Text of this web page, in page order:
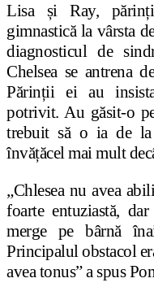
Lisa și Ray,
gimnastică la vârsta
diagnosticul de
Chelsea se antrena
Părinții ei au
potrivit. Au găsit-o
trebuit să o ia de
învățăcel mai mult
„Chlesea nu avea
foarte entuziastă,
merge pe bârnă
Principalul obstacol
avea tonus” a spus